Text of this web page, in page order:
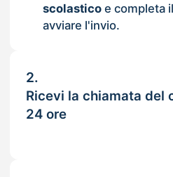
scolasticoe completa
avviare l'invio.
2.
Ricevi la chiamata del
24 ore